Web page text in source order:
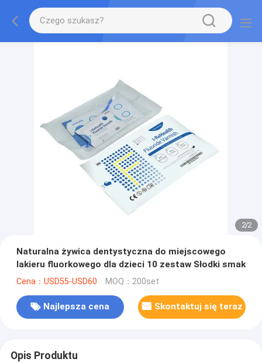
2/2
Naturalna żywica dentystyczna do miejscowego
lakieru fluorkowego dla dzieci 10 zestaw Słodki smak
Cena：USD55-USD60 MOQ：200set
Najlepsza cena Skontaktuj się teraz
Opis Produktu